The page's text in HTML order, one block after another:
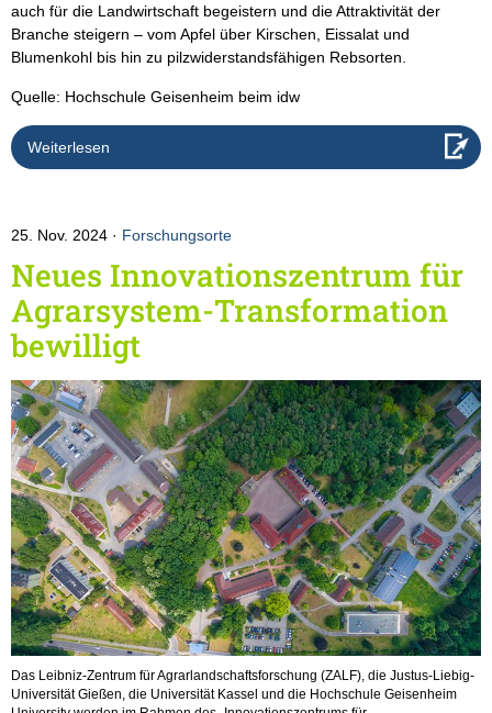
auch für die Landwirtschaft begeistern und die Attraktivität der
Branche steigern – vom Apfel über Kirschen, Eissalat und
Blumenkohl bis hin zu pilzwiderstandsfähigen Rebsorten.
Quelle: Hochschule Geisenheim beim idw
Weiterlesen
25. Nov. 2024 Forschungsorte
Neues Innovationszentrum für
Agrarsystem-Transformation
bewilligt
Das Leibniz-Zentrum für Agrarlandschaftsforschung (ZALF), die Justus-Liebig-
Universität Gießen, die Universität Kassel und die Hochschule Geisenheim